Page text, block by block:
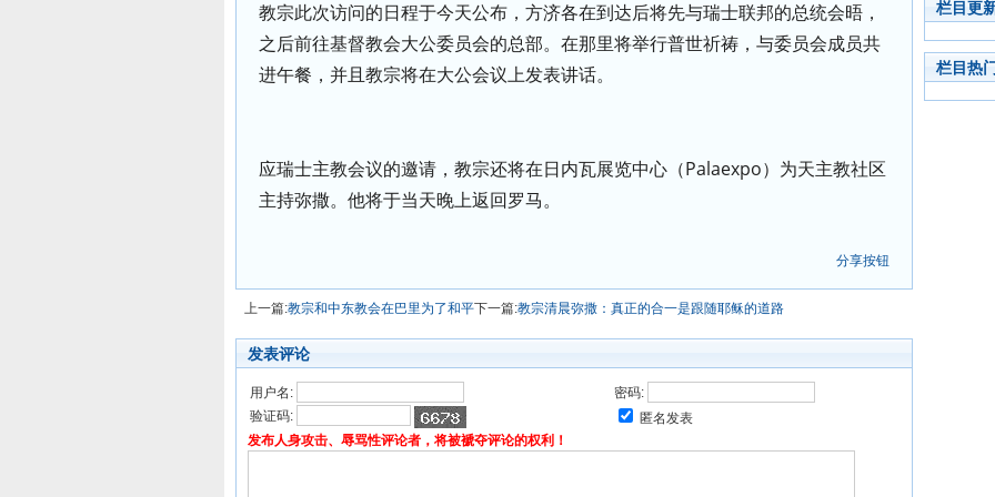
教宗此次访问的日程于今天公布，方济各在到达后将先与瑞士联邦的总统会晤，
之后前往基督教会大公委员会的总部。在那里将举行普世祈祷，与委员会成员共
进午餐，并且教宗将在大公会议上发表讲话。
应瑞士主教会议的邀请，教宗还将在日内瓦展览中心（Palaexpo）为天主教社区
主持弥撒。他将于当天晚上返回罗马。
分享按钮
上一篇:教宗和中东教会在巴里为了和平下一篇:教宗清晨弥撒：真正的合一是跟随耶稣的道路
发表评论
用户名:
密码:
验证码:
匿名发表
发布人身攻击、辱骂性评论者，将被褫夺评论的权利！
栏目更
栏目热